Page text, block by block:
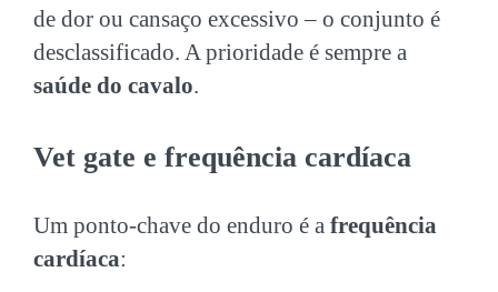
de dor ou cansaço excessivo – o conjunto é
desclassificado. A prioridade é sempre a
saúde do cavalo.
Vet gate e frequência cardíaca
Um ponto-chave do enduro é a frequência
cardíaca: